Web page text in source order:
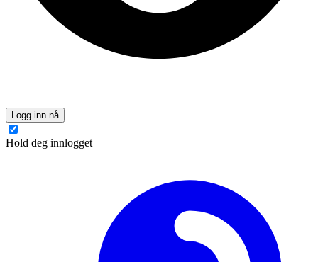
Logg inn nå
Hold deg innlogget